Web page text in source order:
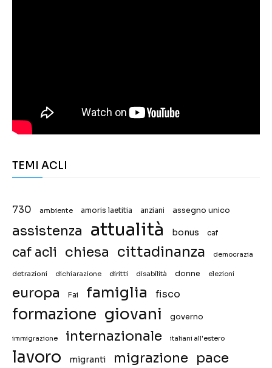
TEMI ACLI
730 ambiente amoris laetitia anziani assegno unico
assistenza attualità bonus caf
caf acli chiesa cittadinanza democrazia
detrazioni dichiarazione diritti disabilità donne elezioni
europa Fai famiglia fisco
formazione giovani governo
immigrazione internazionale italiani all'estero
lavoro migranti migrazione pace